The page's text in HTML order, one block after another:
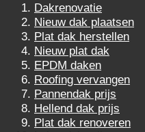
Dakrenovatie
Nieuw dak plaatsen
Plat dak herstellen
Nieuw plat dak
EPDM daken
Roofing vervangen
Pannendak prijs
Hellend dak prijs
Plat dak renoveren